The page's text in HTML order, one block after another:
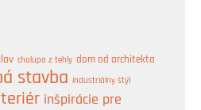
chalupa z tehly dom od architekta
stavba industriálny štýl
inšpirácie pre